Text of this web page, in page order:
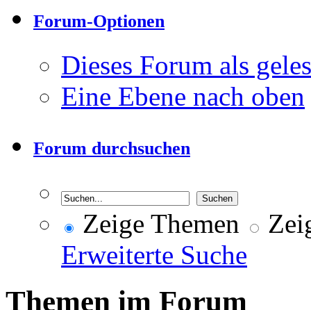
Forum-Optionen
Dieses Forum als
Eine Ebene nach oben
Forum durchsuchen
Zeige Themen
Erweiterte Suche
Themen im Forum